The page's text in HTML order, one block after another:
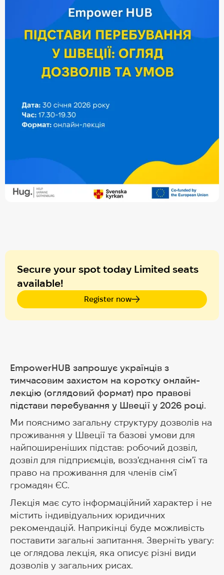
Secure your spot today Limited seats
available!
Register now
EmpowerHUB запрошує українців з
тимчасовим захистом на коротку онлайн-
лекцію (оглядовий формат) про правові
підстави перебування у Швеції у 2026 році.
Ми пояснимо загальну структуру дозволів на
проживання у Швеції та базові умови для
найпоширеніших підстав: робочий дозвіл,
дозвіл для підприємців, возз'єднання сім'ї та
право на проживання для членів сім'ї
громадян ЄС.
Лекція має суто інформаційний характер і не
містить індивідуальних юридичних
рекомендацій. Наприкінці буде можливість
поставити загальні запитання. Зверніть увагу:
це оглядова лекція, яка описує різні види
дозволів у загальних рисах.